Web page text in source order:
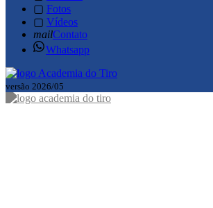
▢ Fotos
▢ Vídeos
mailContato
Whatsapp
versão 2026/05